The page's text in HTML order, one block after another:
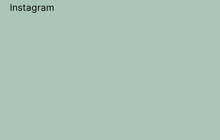
Instagram